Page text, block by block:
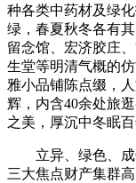
种各类中药材及绿
绿，春夏秋冬各有
留念馆、宏济胶庄
生堂等明清气概的
雅小品铺陈点缀，
辉，内含40余处旅
之美，厚沉中冬眠
立异、绿色、成
三大焦点财产集群